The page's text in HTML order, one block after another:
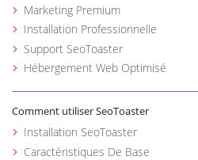
Marketing Premium
Installation Professionnelle
Support SeoToaster
Hébergement Web Optimisé
Comment utiliser SeoToaster
Installation SeoToaster
Caractéristiques De Base